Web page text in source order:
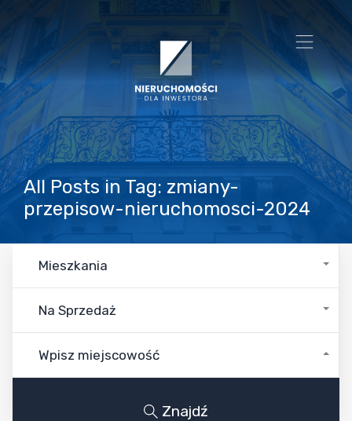
All Posts in Tag: zmiany-
przepisow-nieruchomosci-2024
Mieszkania
Na Sprzedaż
Wpisz miejscowość
Znajdź